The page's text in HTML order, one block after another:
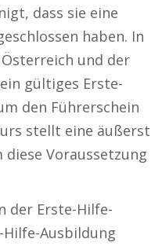
dass sie eine
haben. In
und der
gültiges Erste-
den Führerschein
stellt eine äußerst
Voraussetzung
der Erste-Hilfe-
Ausbildung